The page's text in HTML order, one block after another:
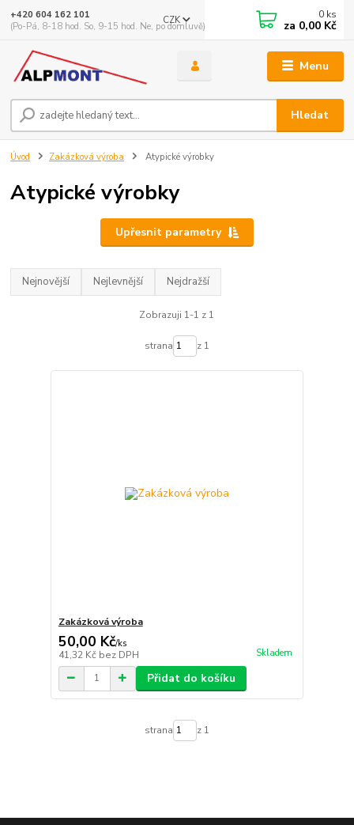
Menu
CZK
Hledat
+420 604 162 101
(Po-Pá, 8-18 hod. So, 9-15 hod. Ne, po domluvě)
0 ks
za 0,00 Kč
Úvod Zakázková výroba Atypické výrobky
Atypické výrobky
Upřesnit parametry
Nejnovější Nejlevnější Nejdražší
Zobrazuji 1-1 z 1
strana z 1
Zakázková výroba
50,00 Kč/ks
41,32 Kč bez DPH Skladem
Přidat do košíku
strana z 1